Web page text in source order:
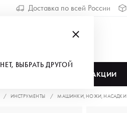
Доставка по всей России
АКЦИИ
НЕТ, ВЫБРАТЬ ДРУГОЙ
ИНСТРУМЕНТЫ МАШИНКИ, НОЖИ, НАСАДКИ